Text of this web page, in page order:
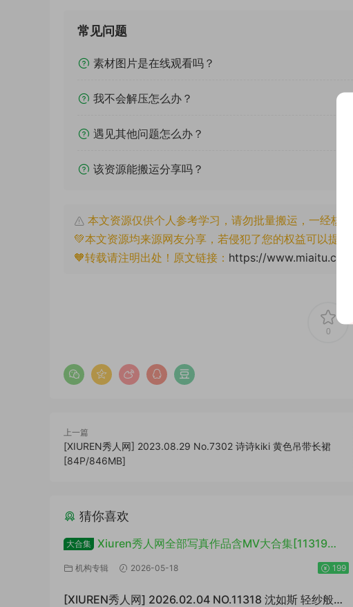
常见问题
素材图片是在线观看吗？
我不会解压怎么办？
遇见其他问题怎么办？
该资源能搬运分享吗？
本文资源仅供个人参考学习，请勿批量搬运，一经核
💚本文资源均来源网友分享，若侵犯了您的权益可以提
🧡转载请注明出处！原文链接： https://www.miaitu.cc/
0
上一篇
[XIUREN秀人网] 2023.08.29 No.7302 诗诗kiki 黄色吊带长裙
[84P/846MB]
猜你喜欢
大合集 Xiuren秀人网全部写真作品含MV大合集[11319
套/6TB+]
机构专辑 2026-05-18 199
[XIUREN秀人网] 2026.02.04 NO.11318 沈如斯 轻纱般的